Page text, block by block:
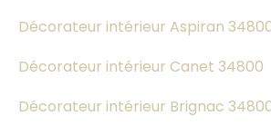
Décorateur intérieur Aspiran
Décorateur intérieur Canet 34800
Décorateur intérieur Brignac